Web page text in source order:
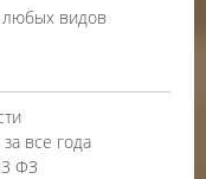
любых видов
все года
ФЗ